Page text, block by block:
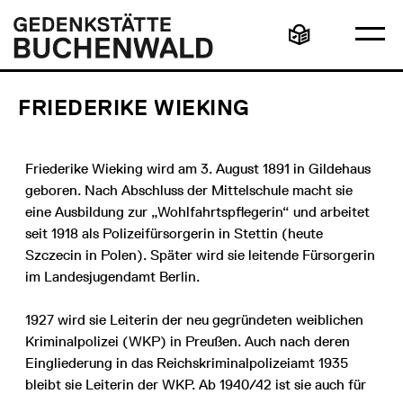
zum
Inhalt
Gedenkstätte
Buchenwald
Leichte
Sprache
FRIEDERIKE WIEKING
Friederike Wieking wird am 3. August 1891 in Gildehaus
geboren. Nach Abschluss der Mittelschule macht sie
eine Ausbildung zur „Wohlfahrtspflegerin“ und arbeitet
seit 1918 als Polizeifürsorgerin in Stettin (heute
Szczecin in Polen). Später wird sie leitende Fürsorgerin
im Landesjugendamt Berlin.
1927 wird sie Leiterin der neu gegründeten weiblichen
Kriminalpolizei (WKP) in Preußen. Auch nach deren
Eingliederung in das Reichskriminalpolizeiamt 1935
bleibt sie Leiterin der WKP. Ab 1940/42 ist sie auch für